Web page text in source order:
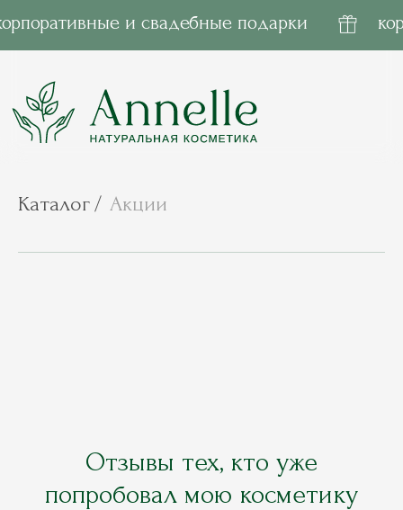
и свадебные подарки корпоративные и
Каталог/ Акции
Отзывы тех, кто уже
попробовал мою косметику